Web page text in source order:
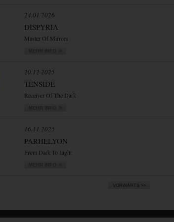
24.01.2026
DISPYRIA
Master Of Mirrors
20.12.2025
TENSIDE
Receiver Of The Dark
16.11.2025
PARHELYON
From Dark To Light